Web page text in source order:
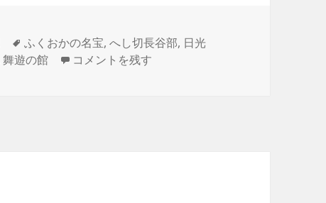
タ
グ
ふくおかの名宝,へし切長谷部, 日光
舞遊の館 福岡市博物館に行った に
コメントを残す